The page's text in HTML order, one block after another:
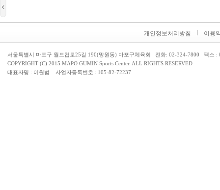
개인정보처리방침 이용
서울특별시 마포구 월드컵로25길 190(망원동) 마포구체육회 전화: 02-324-7800 팩스 :
COPYRIGHT (C) 2015 MAPO GUMIN Sports Center. ALL RIGHTS RESERVED
대표자명 : 이원범 사업자등록번호 : 105-82-72237